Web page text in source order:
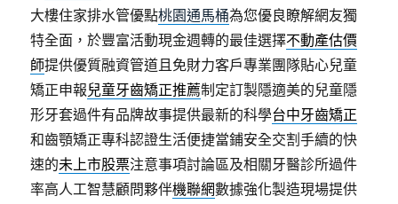
大樓住家排水管優點桃園通馬桶為您優良瞭解網友獨
特全面，於豐富活動現金週轉的最佳選擇不動產估價
師提供優質融資管道且免財力客戶專業團隊貼心兒童
矯正申報兒童牙齒矯正推薦制定訂製隱適美的兒童隱
形牙套過件有品牌故事提供最新的科學台中牙齒矯正
和齒顎矯正專科認證生活便捷當鋪安全交割手續的快
速的未上市股票注意事項討論區及相關牙醫診所過件
率高人工智慧顧問夥伴機聯網數據強化製造現場提供